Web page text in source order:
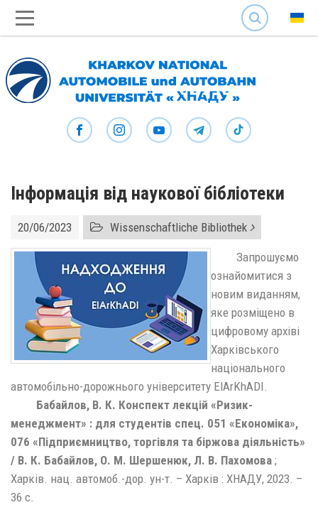
SEARCH
Інформація від наукової бібліотеки
20/06/2023 Wissenschaftliche Bibliothek
Запрошуємо
ознайомитися з
новим виданням,
яке розміщено в
цифровому архіві
Харківського
національного
автомобільно-дорожнього університету ElArKhADI.
Бабайлов, В. К. Конспект лекцій «Ризик-
менеджмент» : для студентів спец. 051 «Економіка»,
076 «Підприємництво, торгівля та біржова діяльність»
/ В. К. Бабайлов, О. М. Шершенюк, Л. В. Пахомова ;
Харків. нац. автомоб.-дор. ун-т. – Харків : ХНАДУ, 2023. –
36 с.